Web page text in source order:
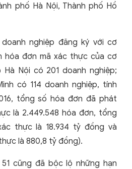
phố Hà Nội, Thành phố Hồ
nghiệp đăng ký với cơ
hóa đơn mã xác thực của cơ
Nội có 201 doanh nghiệp;
có 114 doanh nghiệp, tính
tổng số hóa đơn đã phát
là 2.449.548 hóa đơn, tổng
thực là 18.934 tỷ đồng và
là 880,8 tỷ đồng).
51 cũng đã bộc lộ những hạn